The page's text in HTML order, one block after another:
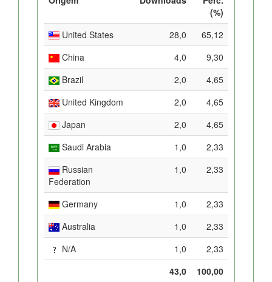
(%)
United States
28,0
65,12
China
4,0
9,30
Brazil
2,0
4,65
United Kingdom
2,0
4,65
Japan
2,0
4,65
Saudi Arabia
1,0
2,33
Russian
Federation
1,0 2,33
Germany 1,0
2,33
Australia
1,0
2,33
N/A
1,0
2,33
43,0
100,00